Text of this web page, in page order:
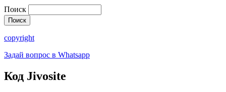
Поиск
copyright
Задай вопрос в Whatsapp
Код Jivosite